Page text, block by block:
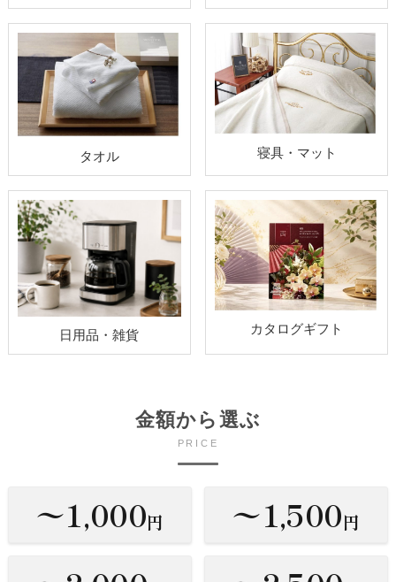
タオル 寝具・マット
日用品・雑貨 カタログギフト
金額から選ぶ
PRICE
〜1,000円 〜1,500円